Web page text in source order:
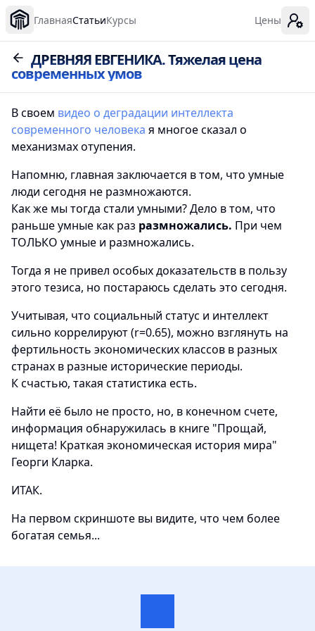
ГлавнаяСтатьиКурсы Цены
ДРЕВНЯЯ ЕВГЕНИКА. Тяжелая цена
современных умов
В своем видео о деградации интеллекта
современного человека я многое сказал о
механизмах отупения.
Напомню, главная заключается в том, что умные
люди сегодня не размножаются.
Как же мы тогда стали умными? Дело в том, что
раньше умные как раз размножались. При чем
ТОЛЬКО умные и размножались.
Тогда я не привел особых доказательств в пользу
этого тезиса, но постараюсь сделать это сегодня.
Учитывая, что социальный статус и интеллект
сильно коррелируют (r=0.65), можно взглянуть на
фертильность экономических классов в разных
странах в разные исторические периоды.
К счастью, такая статистика есть.
Найти её было не просто, но, в конечном счете,
информация обнаружилась в книге "Прощай,
нищета! Краткая экономическая история мира"
Георги Кларка.
ИТАК.
На первом скриншоте вы видите, что чем более
богатая семья...